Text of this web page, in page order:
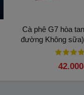
Cà phê G7 hòa
đường Không
Trung